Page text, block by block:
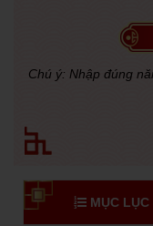
Chú ý: Nhập đúng
MỤC LỤC